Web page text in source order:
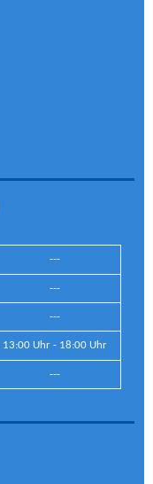
---
---
---
13:00 Uhr - 18:00 Uhr
---